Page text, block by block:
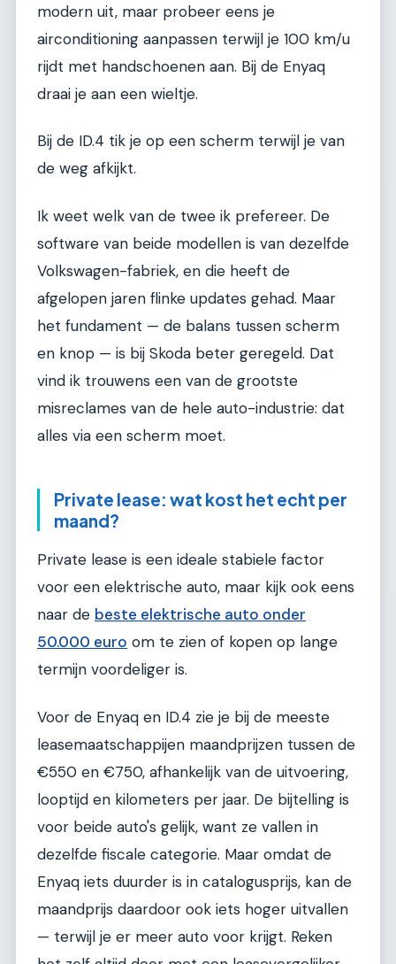
modern uit, maar probeer eens je
airconditioning aanpassen terwijl je 100 km/u
rijdt met handschoenen aan. Bij de Enyaq
draai je aan een wieltje.
Bij de ID.4 tik je op een scherm terwijl je van
de weg afkijkt.
Ik weet welk van de twee ik prefereer. De
software van beide modellen is van dezelfde
Volkswagen-fabriek, en die heeft de
afgelopen jaren flinke updates gehad. Maar
het fundament — de balans tussen scherm
en knop — is bij Skoda beter geregeld. Dat
vind ik trouwens een van de grootste
misreclames van de hele auto-industrie: dat
alles via een scherm moet.
Private lease: wat kost het echt per
maand?
Private lease is een ideale stabiele factor
voor een elektrische auto, maar kijk ook eens
naar de beste elektrische auto onder
50.000 euro om te zien of kopen op lange
termijn voordeliger is.
Voor de Enyaq en ID.4 zie je bij de meeste
leasemaatschappijen maandprijzen tussen de
€550 en €750, afhankelijk van de uitvoering,
looptijd en kilometers per jaar. De bijtelling is
voor beide auto's gelijk, want ze vallen in
dezelfde fiscale categorie. Maar omdat de
Enyaq iets duurder is in catalogusprijs, kan de
maandprijs daardoor ook iets hoger uitvallen
— terwijl je er meer auto voor krijgt. Reken